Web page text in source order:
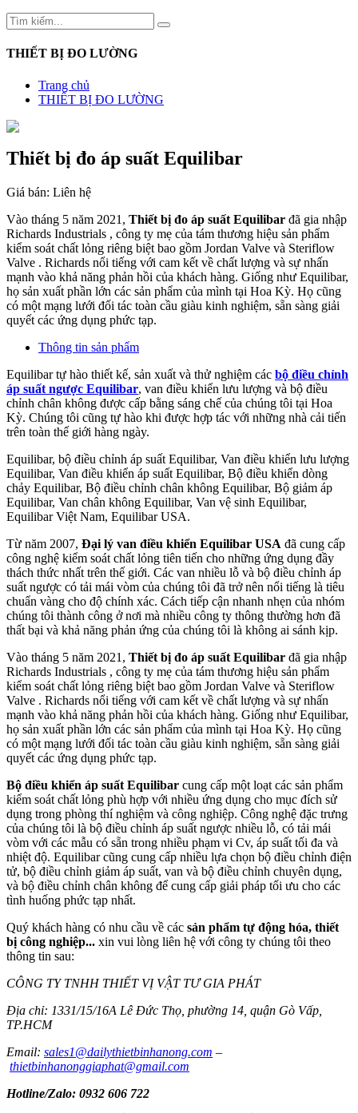
THIẾT BỊ ĐO LƯỜNG
Trang chủ
THIẾT BỊ ĐO LƯỜNG
Thiết bị đo áp suất Equilibar
Giá bán: Liên hệ
Vào tháng 5 năm 2021, Thiết bị đo áp suất Equilibar đã gia nhập
Richards Industrials , công ty mẹ của tám thương hiệu sản phẩm
kiểm soát chất lỏng riêng biệt bao gồm Jordan Valve và Steriflow
Valve . Richards nổi tiếng với cam kết về chất lượng và sự nhấn
mạnh vào khả năng phản hồi của khách hàng. Giống như Equilibar,
họ sản xuất phần lớn các sản phẩm của mình tại Hoa Kỳ. Họ cũng
có một mạng lưới đối tác toàn cầu giàu kinh nghiệm, sẵn sàng giải
quyết các ứng dụng phức tạp.
Thông tin sản phẩm
Equilibar tự hào thiết kế, sản xuất và thử nghiệm các bộ điều chỉnh
áp suất ngược Equilibar, van điều khiển lưu lượng và bộ điều
chỉnh chân không được cấp bằng sáng chế của chúng tôi tại Hoa
Kỳ. Chúng tôi cũng tự hào khi được hợp tác với những nhà cải tiến
trên toàn thế giới hàng ngày.
Equilibar, bộ điều chỉnh áp suất Equilibar, Van điều khiển lưu lượng
Equilibar, Van điều khiển áp suất Equilibar, Bộ điều khiển dòng
chảy Equilibar, Bộ điều chỉnh chân không Equilibar, Bộ giảm áp
Equilibar, Van chân không Equilibar, Van vệ sinh Equilibar,
Equilibar Việt Nam, Equilibar USA.
Từ năm 2007, Đại lý van điều khiển Equilibar USA đã cung cấp
công nghệ kiểm soát chất lỏng tiên tiến cho những ứng dụng đầy
thách thức nhất trên thế giới. Các van nhiều lỗ và bộ điều chỉnh áp
suất ngược có tải mái vòm của chúng tôi đã trở nên nổi tiếng là tiêu
chuẩn vàng cho độ chính xác. Cách tiếp cận nhanh nhẹn của nhóm
chúng tôi thành công ở nơi mà nhiều công ty thông thường hơn đã
thất bại và khả năng phản ứng của chúng tôi là không ai sánh kịp.
Vào tháng 5 năm 2021, Thiết bị đo áp suất Equilibar đã gia nhập
Richards Industrials , công ty mẹ của tám thương hiệu sản phẩm
kiểm soát chất lỏng riêng biệt bao gồm Jordan Valve và Steriflow
Valve . Richards nổi tiếng với cam kết về chất lượng và sự nhấn
mạnh vào khả năng phản hồi của khách hàng. Giống như Equilibar,
họ sản xuất phần lớn các sản phẩm của mình tại Hoa Kỳ. Họ cũng
có một mạng lưới đối tác toàn cầu giàu kinh nghiệm, sẵn sàng giải
quyết các ứng dụng phức tạp.
Bộ điều khiển áp suất Equilibar cung cấp một loạt các sản phẩm
kiểm soát chất lỏng phù hợp với nhiều ứng dụng cho mục đích sử
dụng trong phòng thí nghiệm và công nghiệp. Công nghệ đặc trưng
của chúng tôi là bộ điều chỉnh áp suất ngược nhiều lỗ, có tải mái
vòm với các mẫu có sẵn trong nhiều phạm vi Cv, áp suất tối đa và
nhiệt độ. Equilibar cũng cung cấp nhiều lựa chọn bộ điều chỉnh điện
tử, bộ điều chỉnh giảm áp suất, van và bộ điều chỉnh chuyên dụng,
và bộ điều chỉnh chân không để cung cấp giải pháp tối ưu cho các
tình huống phức tạp nhất.
Quý khách hàng có nhu cầu về các sản phẩm tự động hóa, thiết
bị công nghiệp... xin vui lòng liên hệ với công ty chúng tôi theo
thông tin sau:
CÔNG TY TNHH THIẾT VỊ VẬT TƯ GIA PHÁT
Địa chỉ: 1331/15/16A Lê Đức Thọ, phường 14, quận Gò Vấp,
TP.HCM
Email: sales1@dailythietbinhanong.com –
thietbinhanonggiaphat@gmail.com
Hotline/Zalo: 0932 606 722